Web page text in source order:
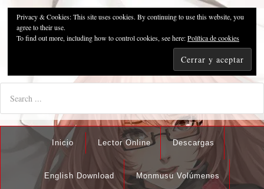
Pzykosis666HFansub
"I'm the best there is at what I do, but what I do best isn't very
Inicio Lector Online Descargas
English Download Monmusu Volúmenes
Privacy & Cookies: This site uses cookies. By continuing to use this website, you
agree to their use.
To find out more, including how to control cookies, see here:Política de cookies